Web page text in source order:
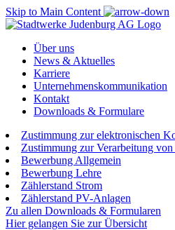
Skip to Main Content
Über uns
News & Aktuelles
Karriere
Unternehmenskommunikation
Kontakt
Downloads & Formulare
Zustimmung zur elektronischen
Zustimmung zur Verarbeitung
Bewerbung Allgemein
Bewerbung Lehre
Zählerstand Strom
Zählerstand PV-Anlagen
Zu allen Downloads & Formularen
Hier gelangen Sie zur Übersicht